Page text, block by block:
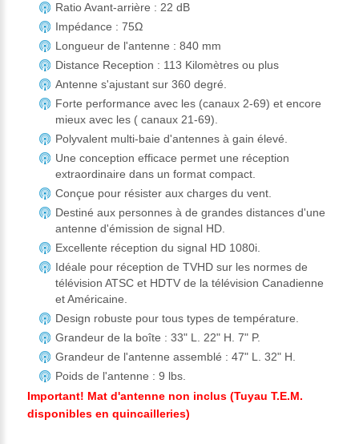
Ratio Avant-arrière : 22 dB
Impédance : 75Ω
Longueur de l'antenne : 840 mm
Distance Reception : 113 Kilomètres ou plus
Antenne s'ajustant sur 360 degré.
Forte performance avec les (canaux 2-69) et encore
mieux avec les ( canaux 21-69).
Polyvalent multi-baie d'antennes à gain élevé.
Une conception efficace permet une réception
extraordinaire dans un format compact.
Conçue pour résister aux charges du vent.
Destiné aux personnes à de grandes distances d'une
antenne d'émission de signal HD.
Excellente réception du signal HD 1080i.
Idéale pour réception de TVHD sur les normes de
télévision ATSC et HDTV de la télévision Canadienne
et Américaine.
Design robuste pour tous types de température.
Grandeur de la boîte : 33" L. 22" H. 7" P.
Grandeur de l'antenne assemblé : 47" L. 32" H.
Poids de l'antenne : 9 lbs.
Important! Mat d'antenne non inclus (Tuyau T.E.M.
disponibles en quincailleries)